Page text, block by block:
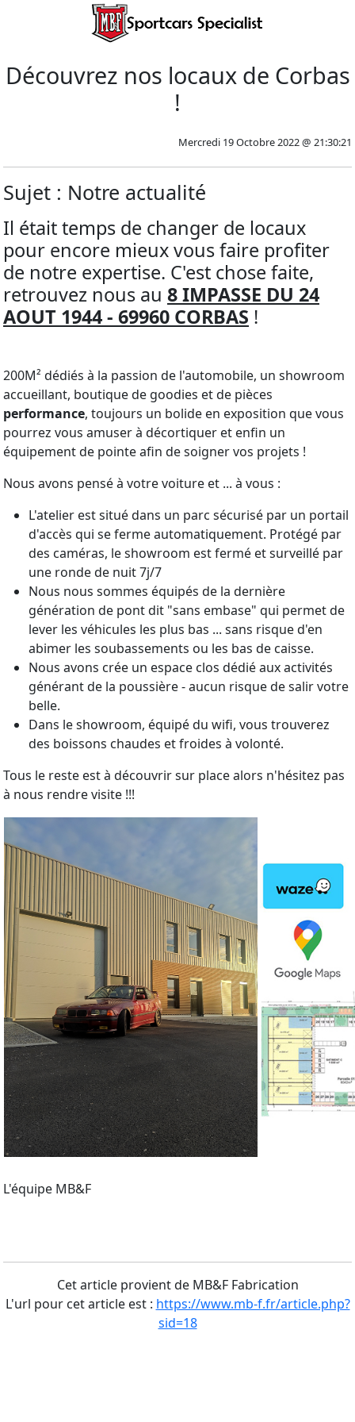
Découvrez nos locaux de Corbas
!
Mercredi 19 Octobre 2022 @ 21:30:21
Sujet : Notre actualité
Il était temps de changer de locaux
pour encore mieux vous faire profiter
de notre expertise. C'est chose faite,
retrouvez nous au 8 IMPASSE DU 24
AOUT 1944 - 69960 CORBAS !
200M² dédiés à la passion de l'automobile, un showroom
accueillant, boutique de goodies et de pièces
performance, toujours un bolide en exposition que vous
pourrez vous amuser à décortiquer et enfin un
équipement de pointe afin de soigner vos projets !
Nous avons pensé à votre voiture et ... à vous :
L'atelier est situé dans un parc sécurisé par un portail
d'accès qui se ferme automatiquement. Protégé par
des caméras, le showroom est fermé et surveillé par
une ronde de nuit 7j/7
Nous nous sommes équipés de la dernière
génération de pont dit "sans embase" qui permet de
lever les véhicules les plus bas ... sans risque d'en
abimer les soubassements ou les bas de caisse.
Nous avons crée un espace clos dédié aux activités
générant de la poussière - aucun risque de salir votre
belle.
Dans le showroom, équipé du wifi, vous trouverez
des boissons chaudes et froides à volonté.
Tous le reste est à découvrir sur place alors n'hésitez pas
à nous rendre visite !!!
L'équipe MB&F
Cet article provient de MB&F Fabrication
L'url pour cet article est : https://www.mb-f.fr/article.php?
sid=18